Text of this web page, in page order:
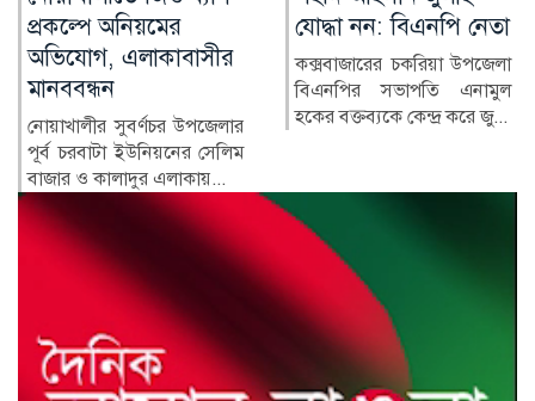
যোদ্ধা নন: বিএনপি নেতা
কক্সবাজারের চকরিয়া উপজেলা
বিএনপির সভাপতি এনামুল
হকের বক্তব্যকে কেন্দ্র করে জু...
পরিবারের অন্য সদস্যরা
কে কোথায়?
সাবেক প্রধানমন্ত্রী শেখ হাসিনার
সরকারের পতনের পর তাঁর